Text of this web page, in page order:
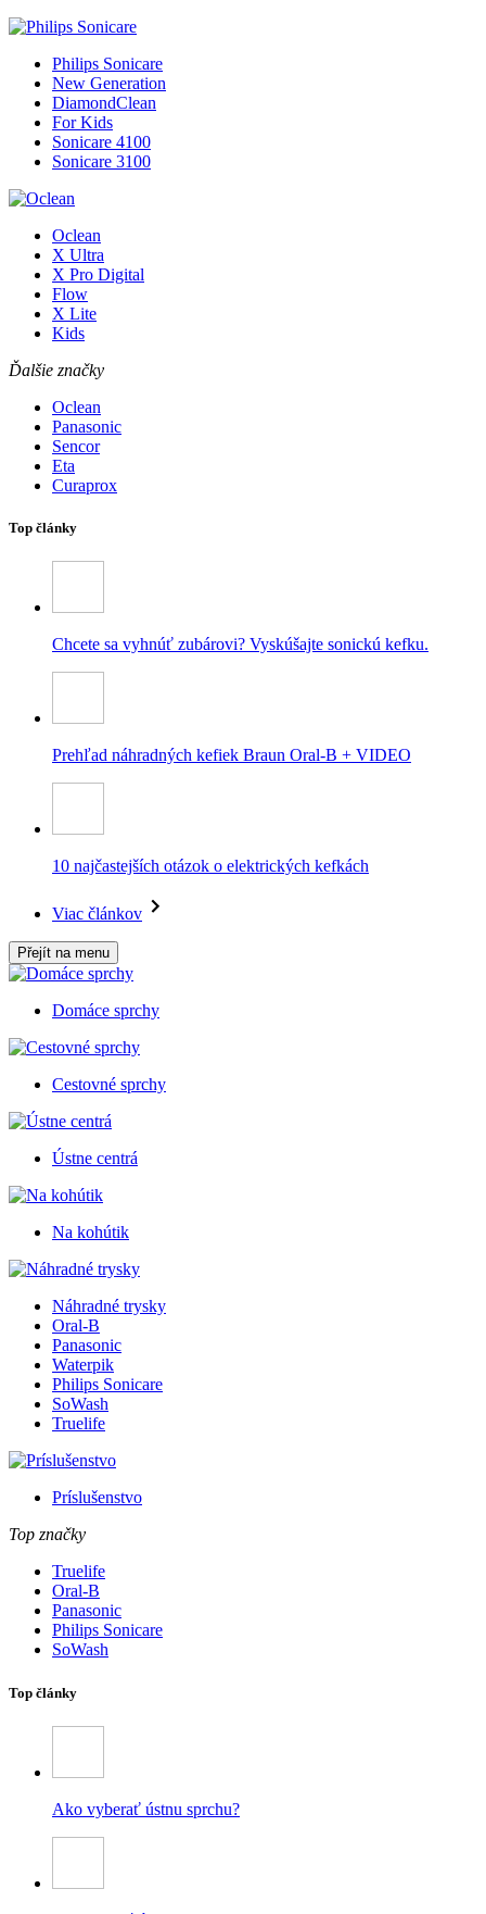
Philips Sonicare
New Generation
DiamondClean
For Kids
Sonicare 4100
Sonicare 3100
Oclean
X Ultra
X Pro Digital
Flow
X Lite
Kids
Ďalšie značky
Oclean
Panasonic
Sencor
Eta
Curaprox
Top články
Chcete sa vyhnúť zubárovi? Vyskúšajte sonickú kefku.
Prehľad náhradných kefiek Braun Oral-B + VIDEO
10 najčastejších otázok o elektrických kefkách
Viac článkov
Přejít na menu
Domáce sprchy
Cestovné sprchy
Ústne centrá
Na kohútik
Náhradné trysky
Oral-B
Panasonic
Waterpik
Philips Sonicare
SoWash
Truelife
Príslušenstvo
Top značky
Truelife
Oral-B
Panasonic
Philips Sonicare
SoWash
Top články
Ako vyberať ústnu sprchu?